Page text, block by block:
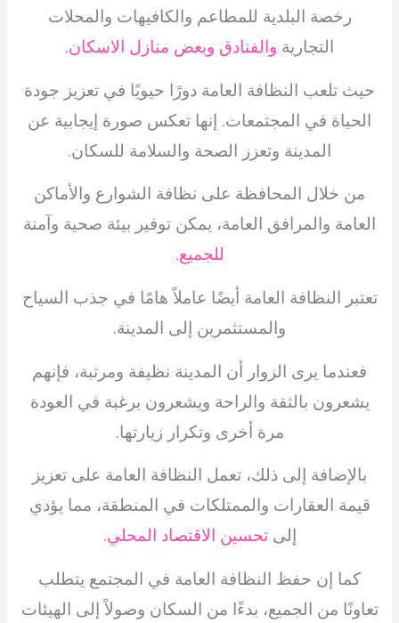
رخصة البلدية للمطاعم والكافيهات والمحلات
التجارية والفنادق وبعض منازل الاسكان.
حيث تلعب النظافة العامة دورًا حيويًا في تعزيز جودة
الحياة في المجتمعات. إنها تعكس صورة إيجابية عن
المدينة وتعزز الصحة والسلامة للسكان.
من خلال المحافظة على نظافة الشوارع والأماكن
العامة والمرافق العامة، يمكن توفير بيئة صحية وآمنة
للجميع.
تعتبر النظافة العامة أيضًا عاملاً هامًا في جذب السياح
والمستثمرين إلى المدينة.
فعندما يرى الزوار أن المدينة نظيفة ومرتبة، فإنهم
يشعرون بالثقة والراحة ويشعرون برغبة في العودة
مرة أخرى وتكرار زيارتها.
بالإضافة إلى ذلك، تعمل النظافة العامة على تعزيز
قيمة العقارات والممتلكات في المنطقة، مما يؤدي
إلىتحسين الاقتصاد المحلي.
كما إن حفظ النظافة العامة في المجتمع يتطلب
تعاونًا من الجميع، بدءًا من السكان وصولاً إلى الهيئات